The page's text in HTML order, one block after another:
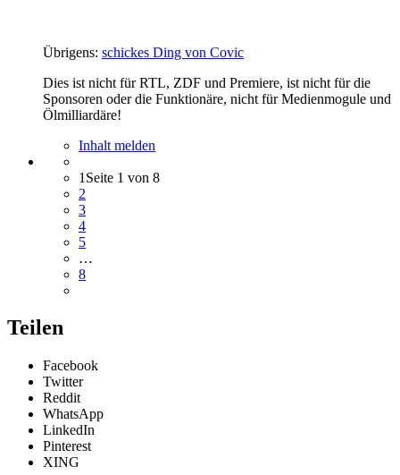
Übrigens: schickes Ding von Covic
Dies ist nicht für RTL, ZDF und Premiere, ist nicht für die
Sponsoren oder die Funktionäre, nicht für Medienmogule und
Ölmilliardäre!
Inhalt melden
1 Seite 1 von 8
2
3
4
5
…
8
Teilen
Facebook
Twitter
Reddit
WhatsApp
LinkedIn
Pinterest
XING